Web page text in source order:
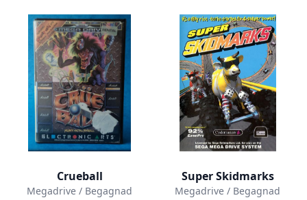
Crueball
Megadrive / Begagnad
Super Skidmarks
Megadrive / Begagnad